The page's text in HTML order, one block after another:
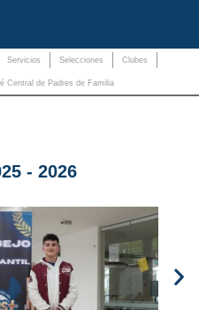
Servicios Selecciones Clubes
Central de Padres de Familia
- 2026